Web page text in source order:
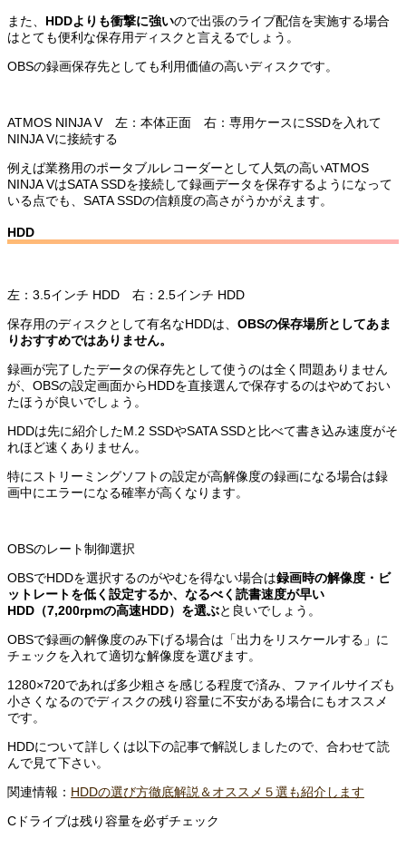
また、 HDDよりも衝撃に強いので出張のライブ配信を実施する場合
はとても便利な保存用ディスクと言えるでしょう。
OBSの録画保存先としても利用価値の高いディスクです。
ATMOS NINJA V 左：本体正面 右：専用ケースにSSDを入れて
NINJA Vに接続する
例えば業務用のポータブルレコーダーとして人気の高いATMOS
NINJA VはSATA SSDを接続して録画データを保存するようになって
いる点でも、SATA SSDの信頼度の高さがうかがえます。
HDD
左：3.5インチ HDD 右：2.5インチ HDD
保存用のディスクとして有名なHDDは、 OBSの保存場所としてあま
りおすすめではありません。
録画が完了したデータの保存先として使うのは全く問題ありません
が、OBSの設定画面からHDDを直接選んで保存するのはやめておい
たほうが良いでしょう。
HDDは先に紹介したM.2 SSDやSATA SSDと比べて書き込み速度がそ
れほど速くありません。
特にストリーミングソフトの設定が高解像度の録画になる場合は録
画中にエラーになる確率が高くなります。
OBSのレート制御選択
OBSでHDDを選択するのがやむを得ない場合は録画時の解像度・ビ
ットレートを低く設定するか、なるべく読書速度が早い
HDD（7,200rpmの高速HDD）を選ぶと良いでしょう。
OBSで録画の解像度のみ下げる場合は「出力をリスケールする」に
チェックを入れて適切な解像度を選びます。
1280×720であれば多少粗さを感じる程度で済み、ファイルサイズも
小さくなるのでディスクの残り容量に不安がある場合にもオススメ
です。
HDDについて詳しくは以下の記事で解説しましたので、合わせて読
んで見て下さい。
関連情報： HDDの選び方徹底解説＆オススメ５選も紹介します
Cドライブは残り容量を必ずチェック